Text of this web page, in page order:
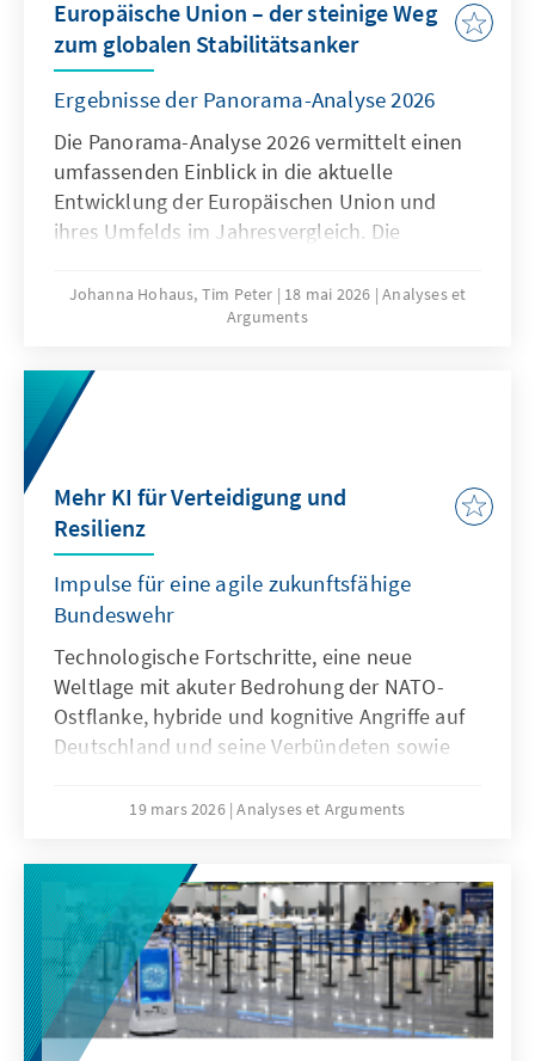
Europäische Union – der steinige Weg
zum globalen Stabilitätsanker
Ergebnisse der Panorama-Analyse 2026
Die Panorama-Analyse 2026 vermittelt einen
umfassenden Einblick in die aktuelle
Entwicklung der Europäischen Union und
ihres Umfelds im Jahresvergleich. Die
multithematische Standortbestimmung in
den Bereichen Innovation und
Ausrichtung der Mitgliedstaaten und Globales
Umfeld. Durch die Verwendung qualitativer
und quantitativer Indikatoren gibt sie
Entwicklungen.
Johanna Hohaus, Tim Peter 18 mai 2026 Analyses et
Arguments
Mehr KI für Verteidigung und
Resilienz
Impulse für eine agile zukunftsfähige
Bundeswehr
Technologische Fortschritte, eine neue
Weltlage mit akuter Bedrohung der NATO-
Ostflanke, hybride und kognitive Angriffe auf
Deutschland und seine Verbündeten sowie
stellen die Bundeswehr vor neue
aber nicht nur Treiber bei diesen
Entwicklungen, sondern zugleich eine
Antwort. Dafür bedarf es einer KI-Strategie,
die wesentliche Herausforderungen gezielt
adressiert und die Möglichkeiten von KI nach
ethischen Richtlinien aktiv nutzt, um effizient
abschrecken zu können.
19 mars 2026 Analyses et Arguments